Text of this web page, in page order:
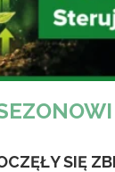
SIĘ